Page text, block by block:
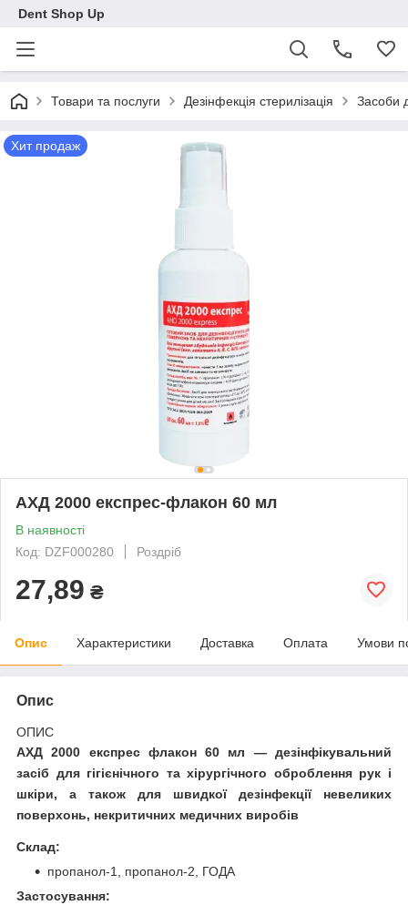
Dent Shop Up
Товари та послуги Дезінфекція стерилізація Засоби
Хит продаж
АХД 2000 експрес-флакон 60 мл
В наявності
Код: DZF000280
Роздріб
27,89 ₴
Опис Характеристики Доставка Оплата Умови
Опис
ОПИС
АХД 2000 експрес флакон 60 мл — дезінфікувальний
засіб для гігієнічного та хірургічного оброблення рук і
шкіри, а також для швидкої дезінфекції невеликих
поверхонь, некритичних медичних виробів
Склад:
пропанол-1, пропанол-2, ГОДА
Застосування: